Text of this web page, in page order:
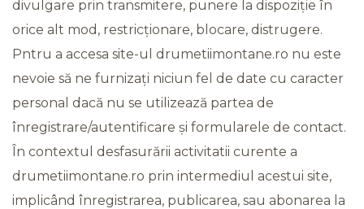
divulgare prin transmitere, punere la dispoziție în
orice alt mod, restricționare, blocare, distrugere.
Pntru a accesa site-ul drumetiimontane.ro nu este
nevoie să ne furnizați niciun fel de date cu caracter
personal dacă nu se utilizează partea de
înregistrare/autentificare și formularele de contact.
În contextul desfasurării activitatii curente a
drumetiimontane.ro prin intermediul acestui site,
implicând înregistrarea, publicarea, sau abonarea la